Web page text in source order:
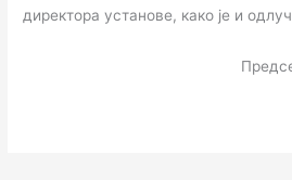
директора установе, како је и